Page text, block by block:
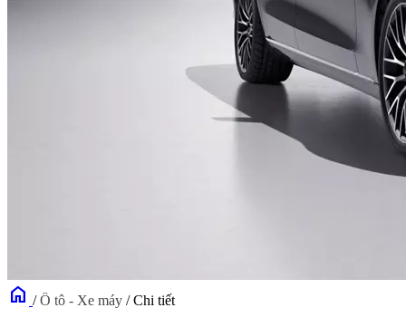
home / Ô tô - Xe máy / Chi tiết